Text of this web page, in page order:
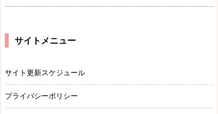
サイトメニュー
サイト更新スケジュール
プライバシーポリシー